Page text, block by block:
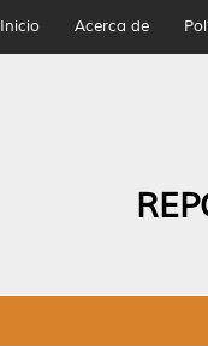
Inicio Acerca de